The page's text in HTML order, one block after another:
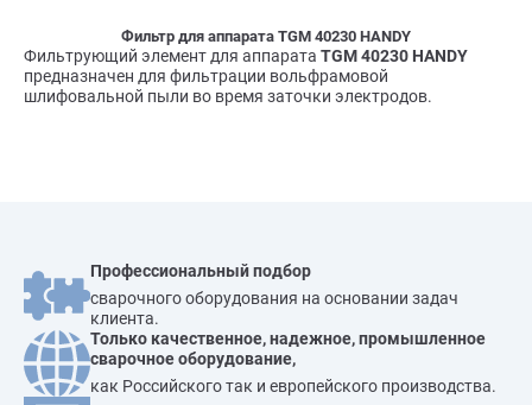
Фильтр для аппарата TGM 40230 HANDY
Фильтрующий элемент для аппарата TGM 40230 HANDY
предназначен для фильтрации вольфрамовой
шлифовальной пыли во время заточки электродов.
Профессиональный подбор
сварочного оборудования на основании задач
клиента.
Только качественное, надежное, промышленное
сварочное оборудование,
как Российского так и европейского производства.